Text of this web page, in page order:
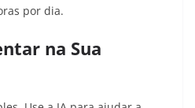
por dia.
na Sua